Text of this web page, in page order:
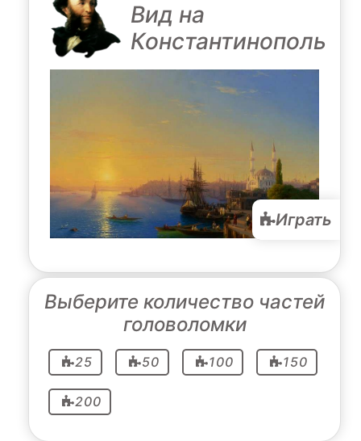
Вид на
Константинополь
Играть
Выберите количество частей
головоломки
25 50 100 150
200